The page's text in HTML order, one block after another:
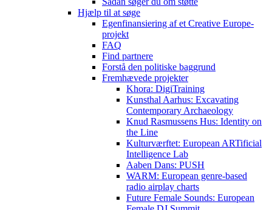
Hjælp til at søge
Egenfinansiering af et Creative Europe-
projekt
FAQ
Find partnere
Forstå den politiske baggrund
Fremhævede projekter
Khora: DigiTraining
Kunsthal Aarhus: Excavating
Contemporary Archaeology
Knud Rasmussens Hus: Identity on
the Line
Kulturværftet: European ARTificial
Intelligence Lab
Aaben Dans: PUSH
WARM: European genre-based
radio airplay charts
Future Female Sounds: European